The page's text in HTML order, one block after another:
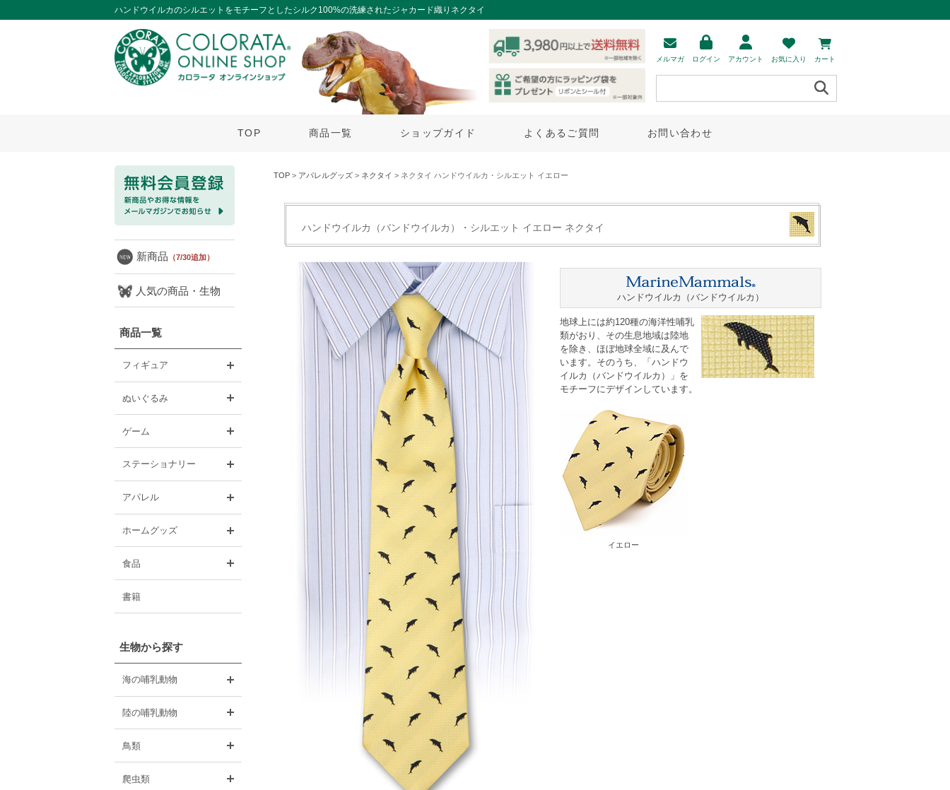
ハンドウイルカのシルエットをモチーフとしたシルク100%の洗練されたジャカード織りネクタイ
メルマガ ログイン アカウント お気に入り カート
TOP 商品一覧 ショップガイド よくあるご質問 お問い合わせ
新商品 （7/30追加）
人気の商品・生物
商品一覧
フィギュア
ぬいぐるみ
ゲーム
ステーショナリー
アパレル
ホームグッズ
食品
書籍
生物から探す
海の哺乳動物
陸の哺乳動物
鳥類
爬虫類
TOP > アパレルグッズ > ネクタイ > ネクタイ ハンドウイルカ・シルエット イエロー
ハンドウイルカ（バンドウイルカ）・シルエット イエロー ネクタイ
ハンドウイルカ（バンドウイルカ）
地球上には約120種の海洋性哺乳
類がおり、その生息地域は陸地
を除き、ほぼ地球全域に及んで
います。そのうち、「ハンドウ
イルカ（バンドウイルカ）」を
モチーフにデザインしています。
イエロー